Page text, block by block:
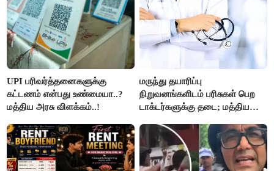
UPI பரிவர்த்தனைகளுக்கு
கட்டணம் என்பது உண்மையா..?
மத்திய அரசு விளக்கம்..!
மருந்து தயாரிப்பு
நிறுவனங்களிடம் பரிசுகள் பெற
டாக்டர்களுக்கு தடை; மத்திய